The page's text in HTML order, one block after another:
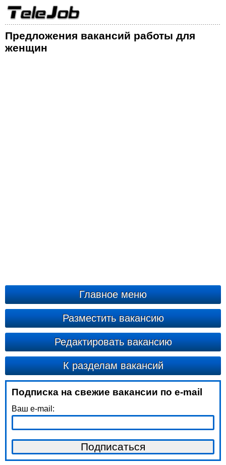
Предложения вакансий работы для
женщин
Главное меню
Разместить вакансию
Редактировать вакансию
К разделам вакансий
Подписка на свежие вакансии по e-mail
Ваш e-mail: